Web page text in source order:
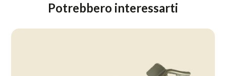
Potrebbero interessarti